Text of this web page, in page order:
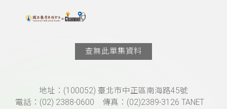
上方功能區塊
搜尋關鍵字：可輸入節目名稱、主持人或關鍵字
查無此單集資料
頁尾資訊地址：(100052) 臺北市中正區南海路45號
電話：(02) 2388-0600 傳真：(02)2389-3126 TANET